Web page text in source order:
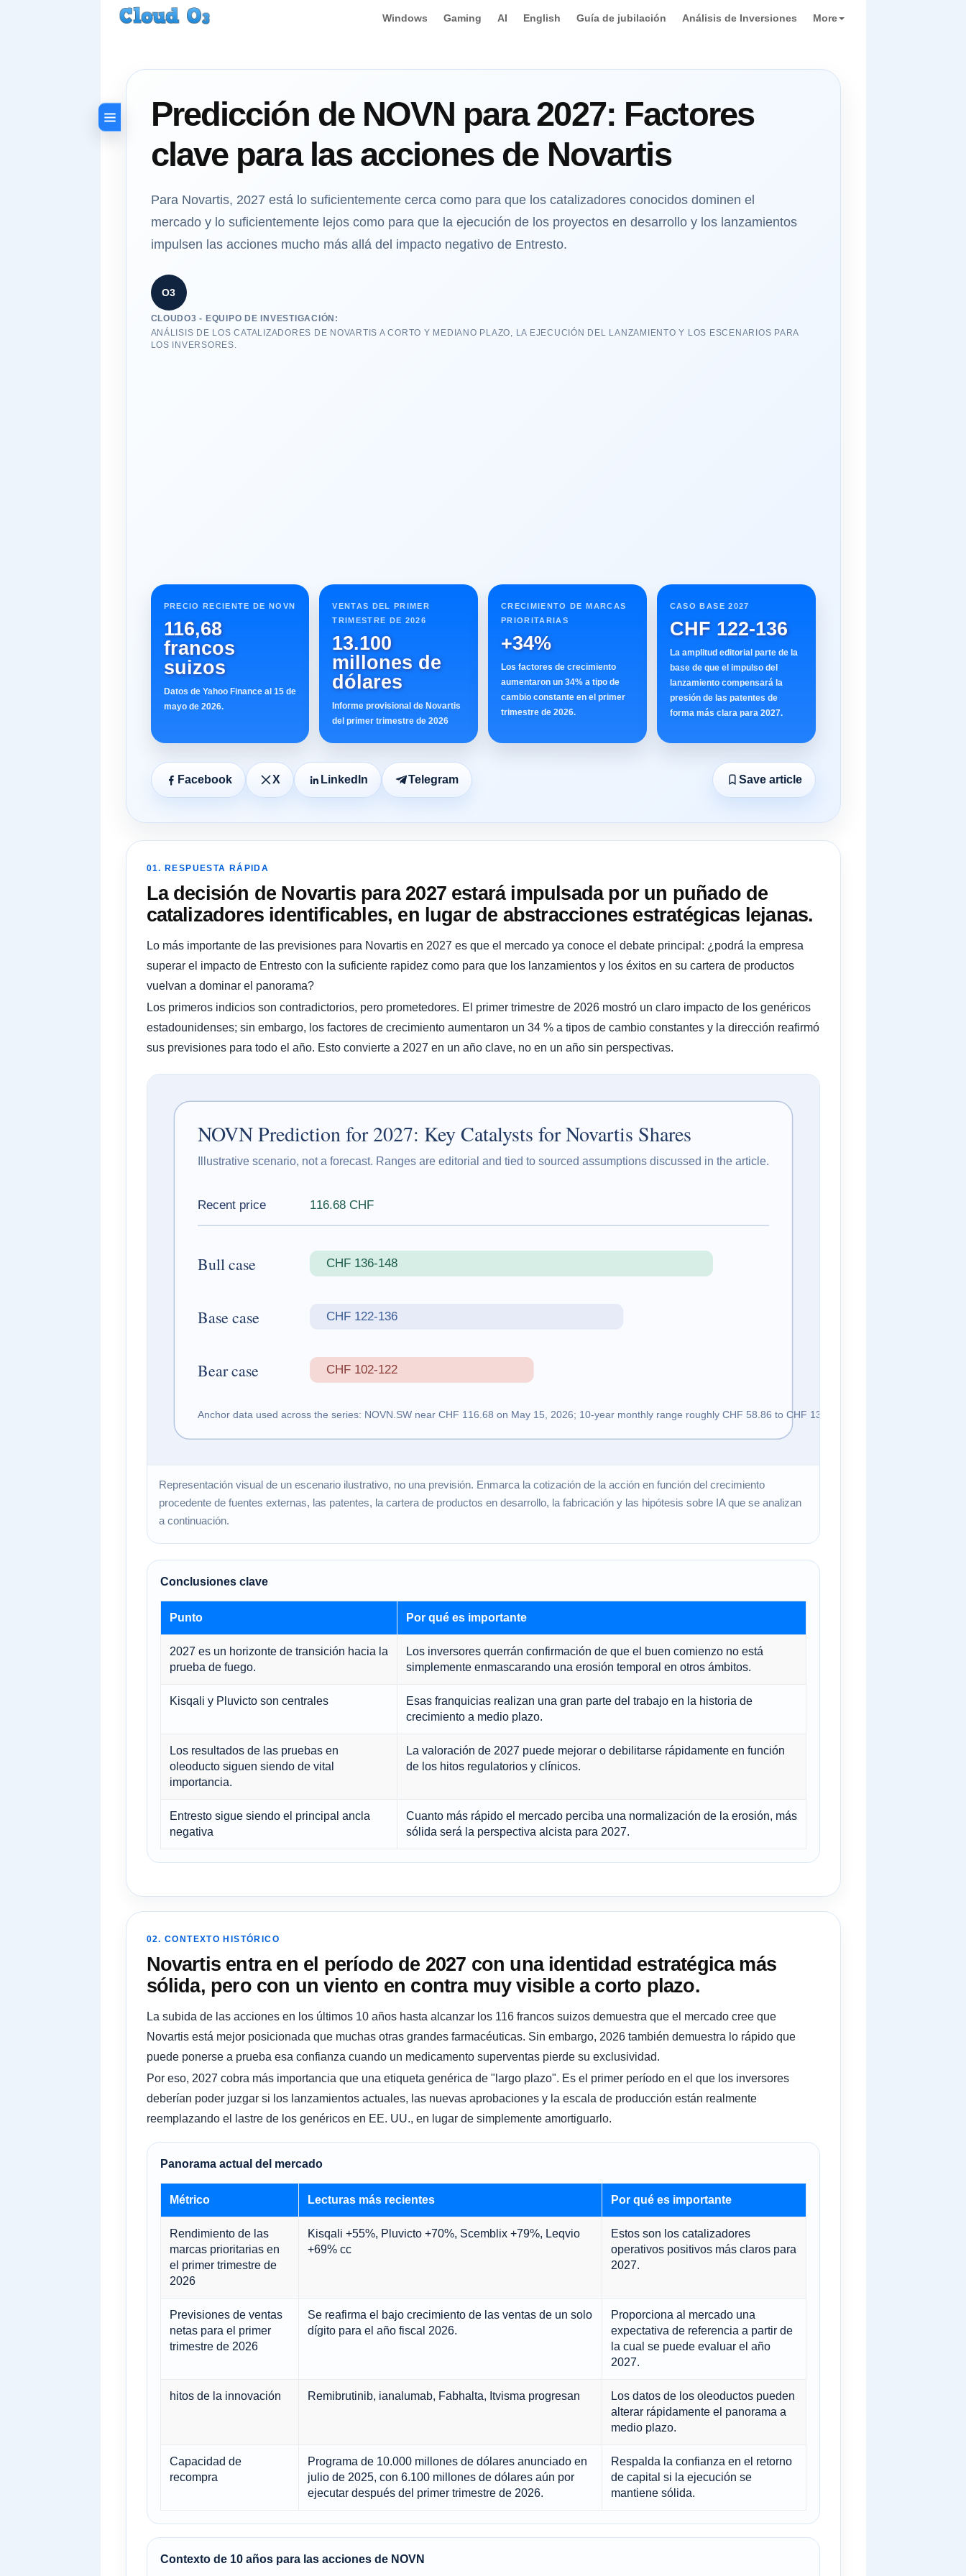
Windows Gaming AI English Guía de jubilación Análisis de Inversiones More
Predicción de NOVN para 2027: Factores
clave para las acciones de Novartis
Para Novartis, 2027 está lo suficientemente cerca como para que los catalizadores conocidos dominen el
mercado y lo suficientemente lejos como para que la ejecución de los proyectos en desarrollo y los lanzamientos
impulsen las acciones mucho más allá del impacto negativo de Entresto.
O3
CLOUDO3 - EQUIPO DE INVESTIGACIÓN:
ANÁLISIS DE LOS CATALIZADORES DE NOVARTIS A CORTO Y MEDIANO PLAZO, LA EJECUCIÓN DEL LANZAMIENTO Y LOS ESCENARIOS PARA
LOS INVERSORES.
PRECIO RECIENTE DE NOVN
116,68
francos
suizos
Datos de Yahoo Finance al 15 de
mayo de 2026.
VENTAS DEL PRIMER
TRIMESTRE DE 2026
13.100
millones de
dólares
Informe provisional de Novartis
del primer trimestre de 2026
CRECIMIENTO DE MARCAS
PRIORITARIAS
+34%
Los factores de crecimiento
aumentaron un 34% a tipo de
cambio constante en el primer
trimestre de 2026.
CASO BASE 2027
CHF 122-136
La amplitud editorial parte de la
base de que el impulso del
lanzamiento compensará la
presión de las patentes de
forma más clara para 2027.
Facebook X LinkedIn Telegram Save article
01. RESPUESTA RÁPIDA
La decisión de Novartis para 2027 estará impulsada por un puñado de
catalizadores identificables, en lugar de abstracciones estratégicas lejanas.
Lo más importante de las previsiones para Novartis en 2027 es que el mercado ya conoce el debate principal: ¿podrá la empresa
superar el impacto de Entresto con la suficiente rapidez como para que los lanzamientos y los éxitos en su cartera de productos
vuelvan a dominar el panorama?
Los primeros indicios son contradictorios, pero prometedores. El primer trimestre de 2026 mostró un claro impacto de los genéricos
estadounidenses; sin embargo, los factores de crecimiento aumentaron un 34 % a tipos de cambio constantes y la dirección reafirmó
sus previsiones para todo el año. Esto convierte a 2027 en un año clave, no en un año sin perspectivas.
Representación visual de un escenario ilustrativo, no una previsión. Enmarca la cotización de la acción en función del crecimiento
procedente de fuentes externas, las patentes, la cartera de productos en desarrollo, la fabricación y las hipótesis sobre IA que se analizan
a continuación.
Conclusiones clave
Punto Por qué es importante
2027 es un horizonte de transición hacia la
prueba de fuego.
Los inversores querrán confirmación de que el buen comienzo no está
simplemente enmascarando una erosión temporal en otros ámbitos.
Kisqali y Pluvicto son centrales
Esas franquicias realizan una gran parte del trabajo en la historia de
crecimiento a medio plazo.
Los resultados de las pruebas en
oleoducto siguen siendo de vital
importancia.
La valoración de 2027 puede mejorar o debilitarse rápidamente en función
de los hitos regulatorios y clínicos.
Entresto sigue siendo el principal ancla
negativa
Cuanto más rápido el mercado perciba una normalización de la erosión, más
sólida será la perspectiva alcista para 2027.
02. CONTEXTO HISTÓRICO
Novartis entra en el período de 2027 con una identidad estratégica más
sólida, pero con un viento en contra muy visible a corto plazo.
La subida de las acciones en los últimos 10 años hasta alcanzar los 116 francos suizos demuestra que el mercado cree que
Novartis está mejor posicionada que muchas otras grandes farmacéuticas. Sin embargo, 2026 también demuestra lo rápido que
puede ponerse a prueba esa confianza cuando un medicamento superventas pierde su exclusividad.
Por eso, 2027 cobra más importancia que una etiqueta genérica de "largo plazo". Es el primer período en el que los inversores
deberían poder juzgar si los lanzamientos actuales, las nuevas aprobaciones y la escala de producción están realmente
reemplazando el lastre de los genéricos en EE. UU., en lugar de simplemente amortiguarlo.
Panorama actual del mercado
Métrico Lecturas más recientes Por qué es importante
Rendimiento de las
marcas prioritarias en
el primer trimestre de
2026
Kisqali +55%, Pluvicto +70%, Scemblix +79%, Leqvio
+69% cc
Estos son los catalizadores
operativos positivos más claros para
2027.
Previsiones de ventas
netas para el primer
trimestre de 2026
Se reafirma el bajo crecimiento de las ventas de un solo
dígito para el año fiscal 2026.
Proporciona al mercado una
expectativa de referencia a partir de
la cual se puede evaluar el año
2027.
hitos de la innovación Remibrutinib, ianalumab, Fabhalta, Itvisma progresan
Los datos de los oleoductos pueden
alterar rápidamente el panorama a
medio plazo.
Capacidad de
recompra
Programa de 10.000 millones de dólares anunciado en
julio de 2025, con 6.100 millones de dólares aún por
ejecutar después del primer trimestre de 2026.
Respalda la confianza en el retorno
de capital si la ejecución se
mantiene sólida.
Contexto de 10 años para las acciones de NOVN